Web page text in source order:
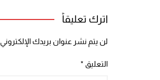
اترك تعليقاً
لن يتم نشر عنوان بريدك الإلكتروني.
التعليق *